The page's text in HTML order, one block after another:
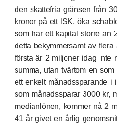
den skattefria gränsen från
kronor på ett ISK, öka
som har ett kapital större än
detta bekymmersamt av flera
första är 2 miljoner idag inte
summa, utan tvärtom en
ett enkelt månadssparande i
som månadssparar 3000 kr,
medianlönen, kommer nå 2
41 år givet en årlig